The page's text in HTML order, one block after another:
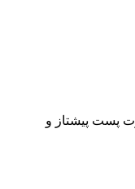
پست پیشتاز و